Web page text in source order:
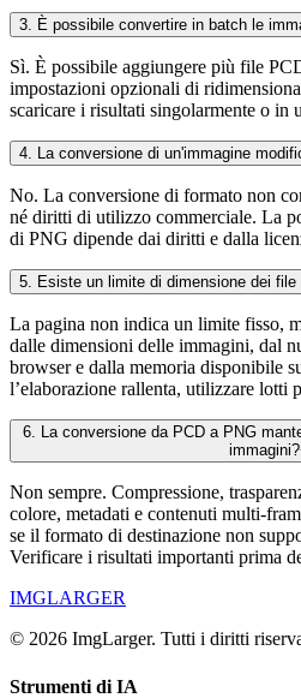
3. È possibile convertire in batch le
Sì. È possibile aggiungere più file
impostazioni opzionali di
scaricare i risultati singolarmente o in
4. La conversione di un'immagine
No. La conversione di formato non
né diritti di utilizzo commerciale. La
di PNG dipende dai diritti e dalla
5. Esiste un limite di dimensione dei
La pagina non indica un limite fisso,
dalle dimensioni delle immagini, dal
browser e dalla memoria disponibile
l’elaborazione rallenta, utilizzare lotti
6. La conversione da PCD a PNG
immagini?
Non sempre. Compressione,
colore, metadati e contenuti multi-
se il formato di destinazione non
Verificare i risultati importanti prima
IMGLARGER
© 2026 ImgLarger. Tutti i diritti
Strumenti di IA